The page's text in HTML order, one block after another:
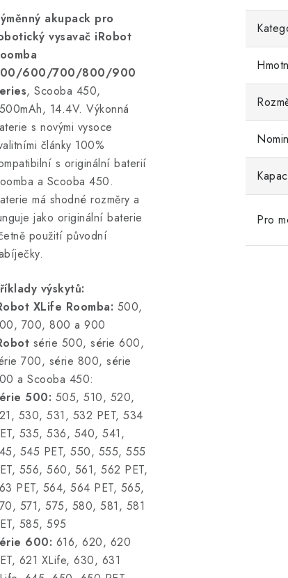
akupack pro
vysavač iRobot
600/700/800/900
, Scooba 450,
14.4V. Výkonná
s novými vysoce
články 100%
s originální baterií
a Scooba 450.
má shodné rozměry a
jako originální baterie
použití původní
výskytů:
XLife Roomba: 500,
700, 800 a 900
série 500, série 600,
700, série 800, série
a Scooba 450:
500: 505, 510, 520,
530, 531, 532 PET, 534
535, 536, 540, 541,
545 PET, 550, 555, 555
556, 560, 561, 562 PET,
PET, 564, 564 PET, 565,
571, 575, 580, 581, 581
585, 595
600: 616, 620, 620
621 XLife, 630, 631
Pro